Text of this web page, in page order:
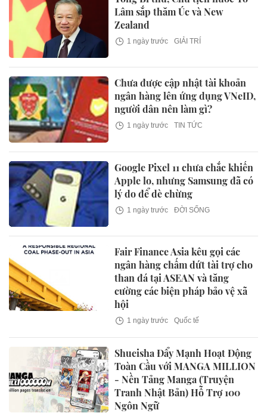
Lâm sắp thăm Úc và New
Zealand
1 ngày trước GIẢI TRÍ
Chưa được cập nhật tài khoản
ngân hàng lên ứng dụng VNeID,
người dân nên làm gì?
1 ngày trước TIN TỨC
Google Pixel 11 chưa chắc khiến
Apple lo, nhưng Samsung đã có
lý do để dè chừng
1 ngày trước ĐỜI SỐNG
Fair Finance Asia kêu gọi các
ngân hàng chấm dứt tài trợ cho
than đá tại ASEAN và tăng
cường các biện pháp bảo vệ xã
hội
1 ngày trước Quốc tế
Shueisha Đẩy Mạnh Hoạt Động
Toàn Cầu với MANGA MILLION
- Nền Tảng Manga (Truyện
Tranh Nhật Bản) Hỗ Trợ 100
Ngôn Ngữ